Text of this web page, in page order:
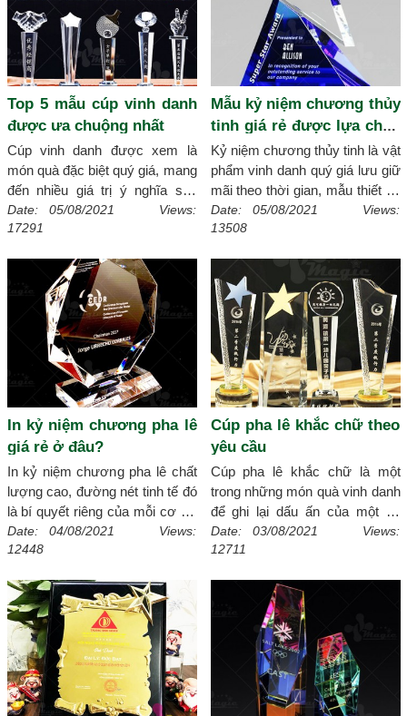
Top 5 mẫu cúp vinh danh
được ưa chuộng nhất
Cúp vinh danh được xem là
món quà đặc biệt quý giá, mang
đến nhiều giá trị ý nghĩa sâu
sắc, thể hiện đẳng cấp cho
người được nhận. Cúp vinh
trong các sự kiện trao giải
thưởng lớn. Nhằm để giúp
doanh nghiệp/ tổ chức lựa chọn
được mẫu cúp vinh danh có giá
trị tốt nhất, xmagic chia sẻ top 5
mẫu cúp vinh danh được ưa
chuộng nhất hiện nay.[Chi tiết]
Date: 05/08/2021 Views:
17291
Mẫu kỷ niệm chương thủy
tinh giá rẻ được lựa chọn
nhiều nhất
Kỷ niệm chương thủy tinh là vật
phẩm vinh danh quý giá lưu giữ
mãi theo thời gian, mẫu thiết kế
kỷ niệm chương thủy tinh giá rẻ
vẫn đảm bảo chất lượng, giúp
mà bất cứ doanh nghiệp hay tổ
chức muốn tìm kiếm. Cùng tìm
hiểu và tham khảo những mẫu
kỷ niệm chương thủy tinh giá rẻ
chất lượng được khách hàng
lựa chọn nhiều nhất tại xmagic
trong thời gian vừa qua.[Chi
tiết]
Date: 05/08/2021 Views:
13508
In kỷ niệm chương pha lê
giá rẻ ở đâu?
In kỷ niệm chương pha lê chất
lượng cao, đường nét tinh tế đó
là bí quyết riêng của mỗi cơ sở
sản xuất kỷ niệm chương.
Xmagic sẽ chia sẻ rõ hơn về
đẹp và giúp bạn lựa chọn cơ sở
in ấn giá rẻ, đảm bảo chất
lượng tốt nhất![Chi tiết]
Date: 04/08/2021 Views:
12448
Cúp pha lê khắc chữ theo
yêu cầu
Cúp pha lê khắc chữ là một
trong những món quà vinh danh
để ghi lại dấu ấn của một cá
nhân hay tập thể đã giành được
chiến thắng trong một thi đấu.
hơn về sản phẩm cúp pha lê
khắc chữ theo yêu cầu.
Date: 03/08/2021 Views:
12711